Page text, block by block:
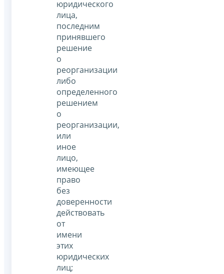
юридического
лица,
последним
принявшего
решение
о
реорганизации
либо
определенного
решением
о
реорганизации,
или
иное
лицо,
имеющее
право
без
доверенности
действовать
от
имени
этих
юридических
лиц;